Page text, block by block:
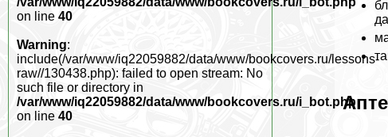
on line 40
Warning:
include(/var/www/iq22059882/data/www/bookcovers.ru/lessons-
raw//130438.php): failed to open stream: No
such file or directory in
/var/www/iq22059882/data/www/bookcovers.ru/i_bot.php
on line 40